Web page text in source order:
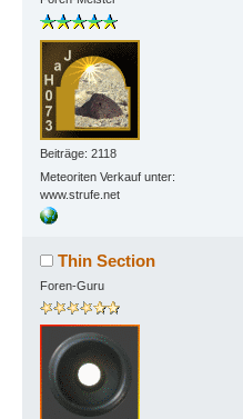
Beiträge: 2118
Meteoriten Verkauf unter:
www.strufe.net
Thin Section
Foren-Guru